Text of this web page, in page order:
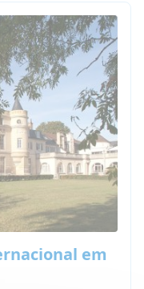
em